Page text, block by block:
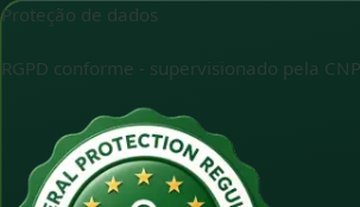
Proteção de dados
RGPD conforme - supervisionado pela